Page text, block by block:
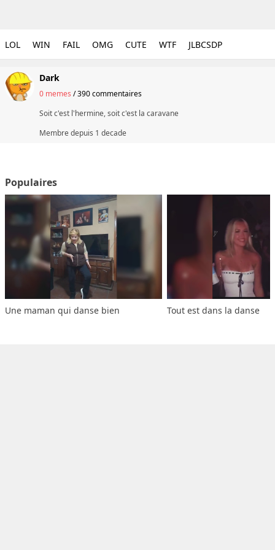
LOL WIN FAIL OMG CUTE WTF JLBCSDP
Dark
0 memes /390 commentaires
Soit c'est l'hermine, soit c'est la caravane
Membre depuis 1 decade
Populaires
Une maman qui danse bien Tout est dans la danse